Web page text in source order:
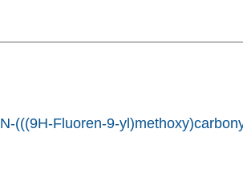
N-(((9H-Fluoren-9-